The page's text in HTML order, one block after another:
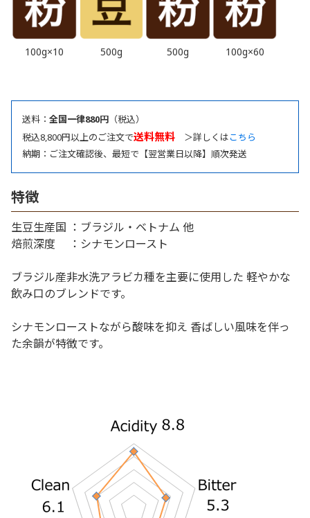
100g×10 500g 500g 100g×60
送料： 全国一律880円 （税込）
税込8,800円以上のご注文で送料無料 ＞詳しくはこちら
納期：ご注文確認後、最短で【翌営業日以降】順次発送
特徴
生豆生産国 ：ブラジル・ベトナム 他
焙煎深度 ：シナモンロースト
ブラジル産非水洗アラビカ種を主要に使用した 軽やかな
飲み口のブレンドです。
シナモンローストながら酸味を抑え 香ばしい風味を伴っ
た余韻が特徴です。